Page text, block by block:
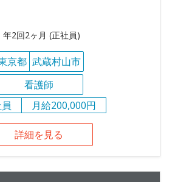
2回2ヶ月 (正社員)
京都 武蔵村山市
看護師
月給200,000円
詳細を見る